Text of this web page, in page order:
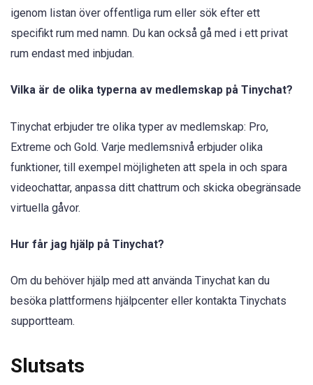
igenom listan över offentliga rum eller sök efter ett
specifikt rum med namn. Du kan också gå med i ett privat
rum endast med inbjudan.
Vilka är de olika typerna av medlemskap på Tinychat?
Tinychat erbjuder tre olika typer av medlemskap: Pro,
Extreme och Gold. Varje medlemsnivå erbjuder olika
funktioner, till exempel möjligheten att spela in och spara
videochattar, anpassa ditt chattrum och skicka obegränsade
virtuella gåvor.
Hur får jag hjälp på Tinychat?
Om du behöver hjälp med att använda Tinychat kan du
besöka plattformens hjälpcenter eller kontakta Tinychats
supportteam.
Slutsats